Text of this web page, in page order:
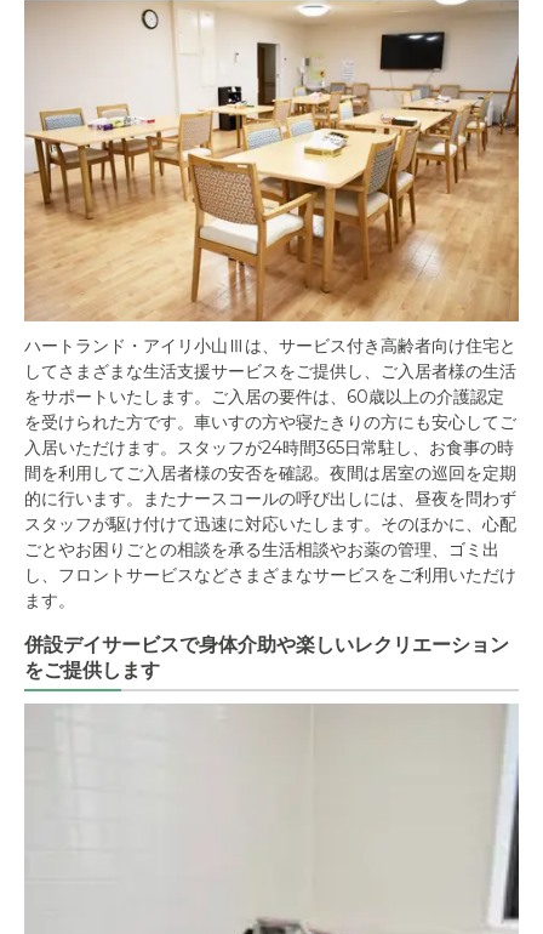
ハートランド・アイリ小山Ⅲは、サービス付き高齢者向け住宅と
してさまざまな生活支援サービスをご提供し、ご入居者様の生活
をサポートいたします。ご入居の要件は、60歳以上の介護認定
を受けられた方です。車いすの方や寝たきりの方にも安心してご
入居いただけます。スタッフが24時間365日常駐し、お食事の時
間を利用してご入居者様の安否を確認。夜間は居室の巡回を定期
的に行います。またナースコールの呼び出しには、昼夜を問わず
スタッフが駆け付けて迅速に対応いたします。そのほかに、心配
ごとやお困りごとの相談を承る生活相談やお薬の管理、ゴミ出
し、フロントサービスなどさまざまなサービスをご利用いただけ
ます。
併設デイサービスで身体介助や楽しいレクリエーション
をご提供します